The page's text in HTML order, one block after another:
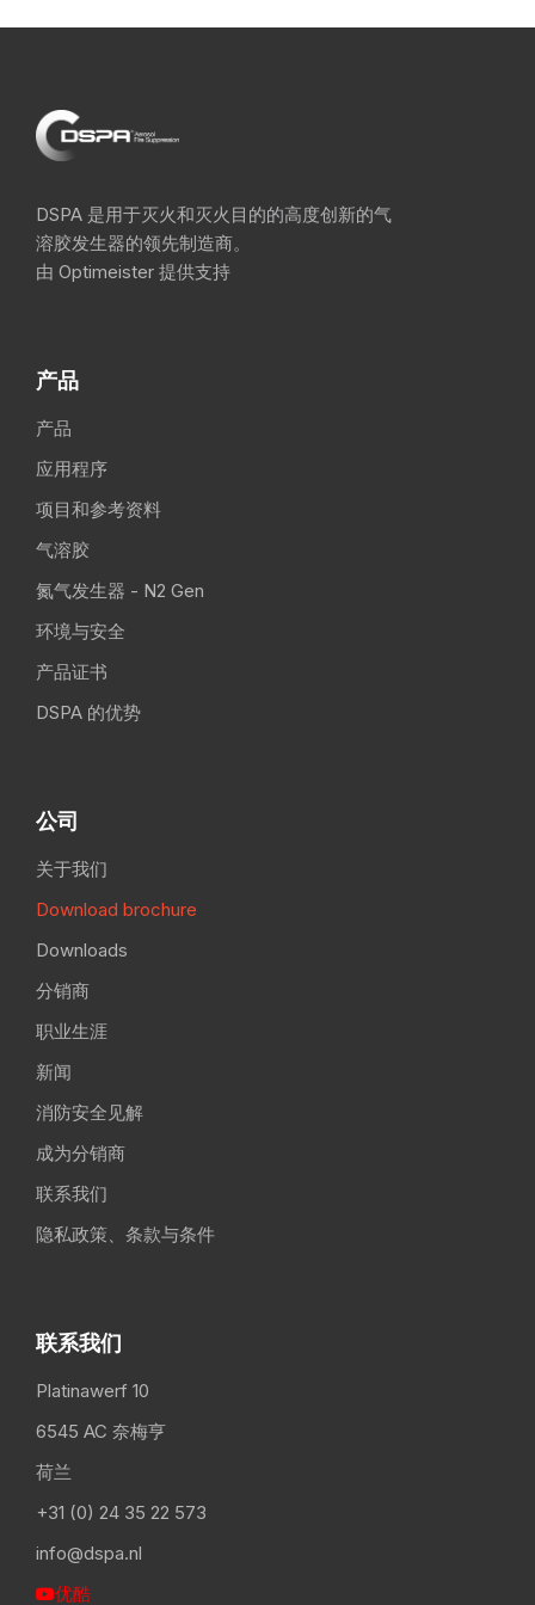
DSPA 是用于灭火和灭火目的的高度创新的气
溶胶发生器的领先制造商。
由 Optimeister 提供支持
产品
产品
应用程序
项目和参考资料
气溶胶
氮气发生器 - N2 Gen
环境与安全
产品证书
DSPA 的优势
公司
关于我们
Download brochure
Downloads
分销商
职业生涯
新闻
消防安全见解
成为分销商
联系我们
隐私政策、条款与条件
联系我们
Platinawerf 10
6545 AC 奈梅亨
荷兰
+31 (0) 24 35 22 573
info@dspa.nl
优酷